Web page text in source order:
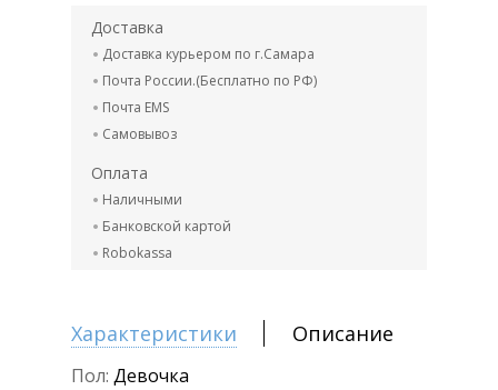
Доставка
Доставка курьером по г.Самара
Почта России.(Бесплатно по РФ)
Почта EMS
Самовывоз
Оплата
Наличными
Банковской картой
Robokassa
Характеристики Описание
Пол: Девочка